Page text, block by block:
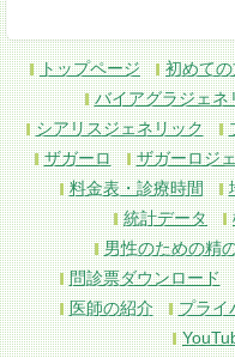
トップページ 初めて
バイアグラジェネ
シアリスジェネリック
ザガーロ
ザガーロジ
料金表・診療時間
統計データ
男性のための精
問診票ダウンロード
医師の紹介
プライ